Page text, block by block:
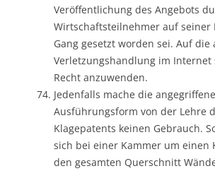
Veröffentlichung des Angebots
Wirtschaftsteilnehmer auf seiner
Gang gesetzt worden sei. Auf die
Verletzungshandlung im Internet
Recht anzuwenden.
Jedenfalls mache die angegriffene
Ausführungsform von der Lehre
Klagepatents keinen Gebrauch.
sich bei einer Kammer um einen
den gesamten Querschnitt